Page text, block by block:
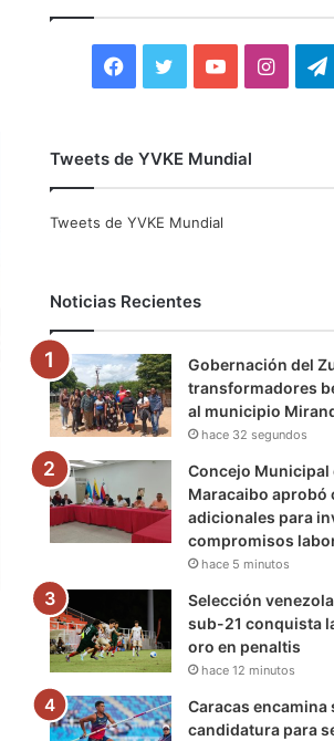
F
c
o
k
i
r
Y
u
e
I
r
a
m
T
Tweets de YVKE Mundial
Tweets de YVKE Mundial
Noticias Recientes
Gobernación del
transformadores
al municipio
hace 32 segundos
Concejo Municipal
Maracaibo aprobó
adicionales para
compromisos
hace 5 minutos
Selección
sub-21 conquista
oro en penaltis
hace 12 minutos
Caracas encamina
candidatura para